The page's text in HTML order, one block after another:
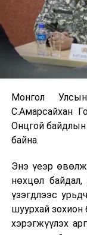
Монгол
С.Амарсайхан
Онцгой
байна.
Энэ үеэр
нөхцөл
үзэгдлээс
шуурхай зохион
хэрэгжүүлэх